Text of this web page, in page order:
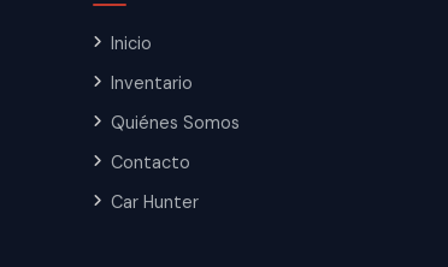
Inicio
Inventario
Quiénes Somos
Contacto
Car Hunter